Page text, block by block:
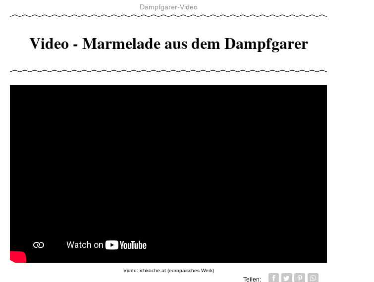
Dampfgarer-Video
Video - Marmelade aus dem Dampfgarer
Video: ichkoche.at (europäisches Werk)
Teilen: